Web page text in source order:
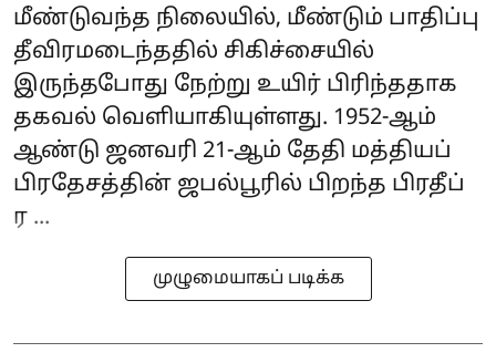
மீண்டுவந்த நிலையில், மீண்டும் பாதிப்பு
தீவிரமடைந்ததில் சிகிச்சையில்
இருந்தபோது நேற்று உயிர் பிரிந்ததாக
தகவல் வெளியாகியுள்ளது. 1952-ஆம்
ஆண்டு ஜனவரி 21-ஆம் தேதி மத்தியப்
பிரதேசத்தின் ஜபல்பூரில் பிறந்த பிரதீப்
ர ...
முழுமையாகப் படிக்க